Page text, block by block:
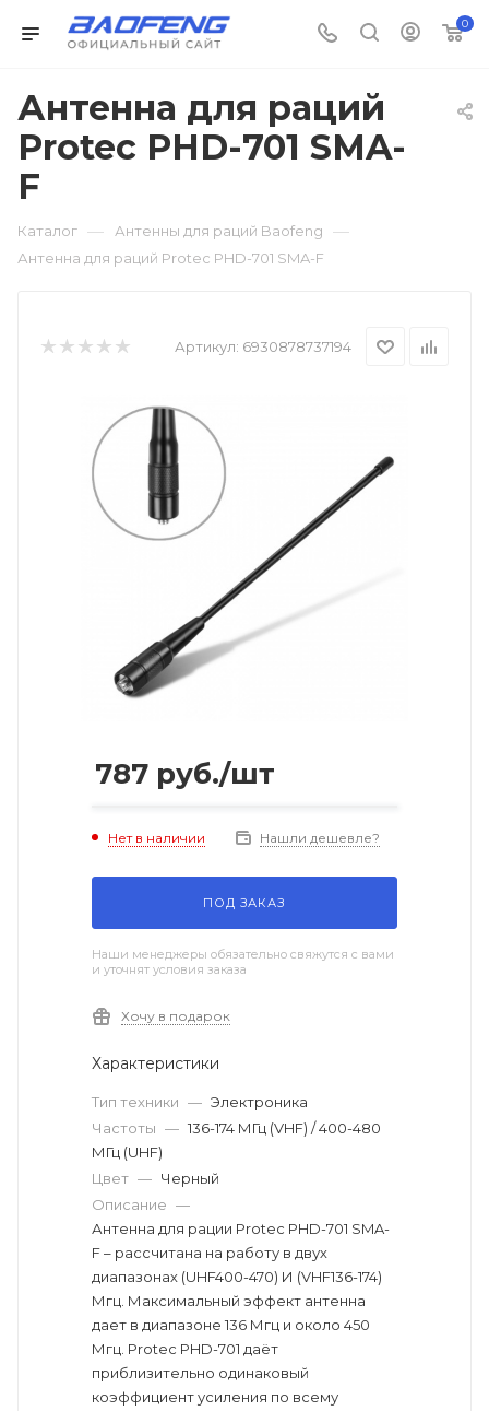
0
Антенна для раций
Protec PHD-701 SMA-
F
Каталог — Антенны для раций Baofeng —
Антенна для раций Protec PHD-701 SMA-F
Артикул: 6930878737194
787 руб./шт
Нет в наличии Нашли дешевле?
ПОД ЗАКАЗ
Наши менеджеры обязательно свяжутся с вами
и уточнят условия заказа
Хочу в подарок
Характеристики
Тип техники — Электроника
Частоты — 136-174 МГц (VHF) / 400-480
МГц (UHF)
Цвет — Черный
Описание —
Антенна для рации Protec PHD-701 SMA-
F – рассчитана на работу в двух
диапазонах (UHF400-470) И (VHF136-174)
Мгц. Максимальный эффект антенна
дает в диапазоне 136 Мгц и около 450
Мгц. Protec PHD-701 даёт
приблизительно одинаковый
коэффициент усиления по всему